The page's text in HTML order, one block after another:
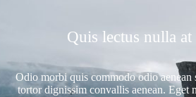
Quis lectus nulla
Odio morbi quis commodo odio aenean
tortor dignissim convallis aenean. Eget